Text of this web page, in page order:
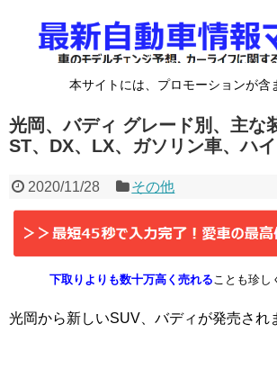
本サイトには、プロモーションが含
光岡、バディ グレード別、主な
ST、DX、LX、ガソリン車、ハ
2020/11/28 その他
下取りよりも数十万高く売れることも珍し
光岡から新しいSUV、バディが発売され